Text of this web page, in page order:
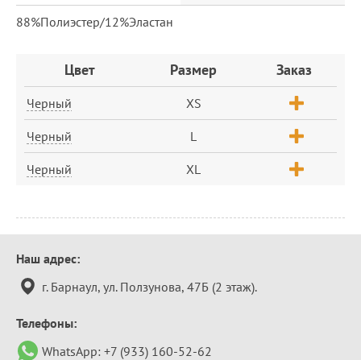
88%Полиэстер/12%Эластан
ЗаказЦвет Размер Заказ
Черный XS
Черный L
Черный XL
Контактная
информация
Наш адрес:
г. Барнаул, ул. Ползунова, 47Б (2 этаж).
Телефоны:
WhatsApp: +7 (933) 160-52-62